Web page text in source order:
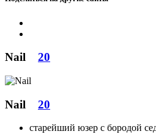
Nail 20
Nail 20
старейший юзер с бородой